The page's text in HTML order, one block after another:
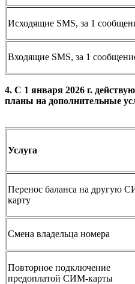
Исходящие SMS, за 1
Входящие SMS, за 1
4. С 1 января 2026 г.
планы на дополнительные
Услуга
Перенос баланса на другую
карту
Смена владельца номера
Повторное подключение
предоплатой СИМ-карты